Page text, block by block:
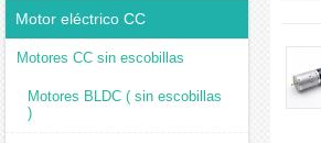
Motor eléctrico CC
Motores CC sin escobillas
Motores BLDC ( sin escobillas
)